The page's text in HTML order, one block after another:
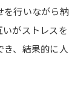
を行いながら納
がストレスを
、結果的に人